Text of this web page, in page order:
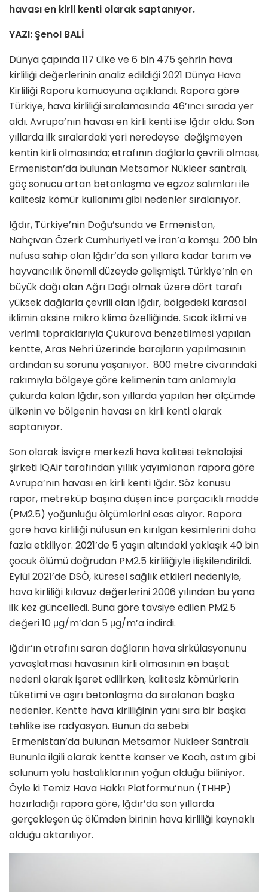
havası en kirli kenti olarak saptanıyor.
YAZI: Şenol BALİ
Dünya çapında 117 ülke ve 6 bin 475 şehrin hava
kirliliği değerlerinin analiz edildiği 2021 Dünya Hava
Kirliliği Raporu kamuoyuna açıklandı. Rapora göre
Türkiye, hava kirliliği sıralamasında 46’ıncı sırada yer
aldı. Avrupa’nın havası en kirli kenti ise Iğdır oldu. Son
yıllarda ilk sıralardaki yeri neredeyse değişmeyen
kentin kirli olmasında; etrafının dağlarla çevrili olması,
Ermenistan’da bulunan Metsamor Nükleer santralı,
göç sonucu artan betonlaşma ve egzoz salımları ile
kalitesiz kömür kullanımı gibi nedenler sıralanıyor.
Iğdır, Türkiye’nin Doğu’sunda ve Ermenistan,
Nahçıvan Özerk Cumhuriyeti ve İran’a komşu. 200 bin
nüfusa sahip olan Iğdır’da son yıllara kadar tarım ve
hayvancılık önemli düzeyde gelişmişti. Türkiye’nin en
büyük dağı olan Ağrı Dağı olmak üzere dört tarafı
yüksek dağlarla çevrili olan Iğdır, bölgedeki karasal
iklimin aksine mikro klima özelliğinde. Sıcak iklimi ve
verimli topraklarıyla Çukurova benzetilmesi yapılan
kentte, Aras Nehri üzerinde barajların yapılmasının
ardından su sorunu yaşanıyor. 800 metre civarındaki
rakımıyla bölgeye göre kelimenin tam anlamıyla
çukurda kalan Iğdır, son yıllarda yapılan her ölçümde
ülkenin ve bölgenin havası en kirli kenti olarak
saptanıyor.
Son olarak İsviçre merkezli hava kalitesi teknolojisi
şirketi IQAir tarafından yıllık yayımlanan rapora göre
Avrupa’nın havası en kirli kenti Iğdır. Söz konusu
rapor, metreküp başına düşen ince parçacıklı madde
(PM2.5) yoğunluğu ölçümlerini esas alıyor. Rapora
göre hava kirliliği nüfusun en kırılgan kesimlerini daha
fazla etkiliyor. 2021’de 5 yaşın altındaki yaklaşık 40 bin
çocuk ölümü doğrudan PM2.5 kirliliğiyle ilişkilendirildi.
Eylül 2021’de DSÖ, küresel sağlık etkileri nedeniyle,
hava kirliliği kılavuz değerlerini 2006 yılından bu yana
ilk kez güncelledi. Buna göre tavsiye edilen PM2.5
değeri 10 μg/m’dan 5 μg/m’a indirdi.
Iğdır’ın etrafını saran dağların hava sirkülasyonunu
yavaşlatması havasının kirli olmasının en başat
nedeni olarak işaret edilirken, kalitesiz kömürlerin
tüketimi ve aşırı betonlaşma da sıralanan başka
nedenler. Kentte hava kirliliğinin yanı sıra bir başka
tehlike ise radyasyon. Bunun da sebebi
Ermenistan’da bulunan Metsamor Nükleer Santralı.
Bununla ilgili olarak kentte kanser ve Koah, astım gibi
solunum yolu hastalıklarının yoğun olduğu biliniyor.
Öyle ki Temiz Hava Hakkı Platformu’nun (THHP)
hazırladığı rapora göre, Iğdır’da son yıllarda
gerçekleşen üç ölümden birinin hava kirliliği kaynaklı
olduğu aktarılıyor.